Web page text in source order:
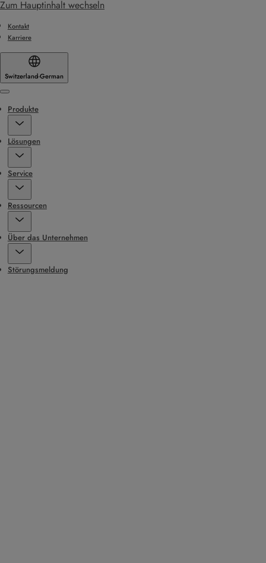
Zum Hauptinhalt wechseln
Kontakt
Karriere
Switzerland·German
Menu
Produkte
Lösungen
Service
Ressourcen
Über das Unternehmen
Störungsmeldung